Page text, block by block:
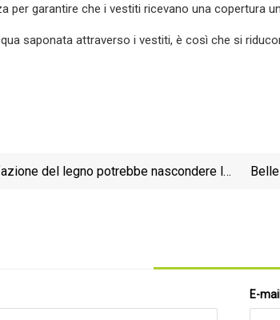
per garantire che i vestiti ricevano una copertura
saponata attraverso i vestiti, è così che si
del legno potrebbe nascondere la
E-